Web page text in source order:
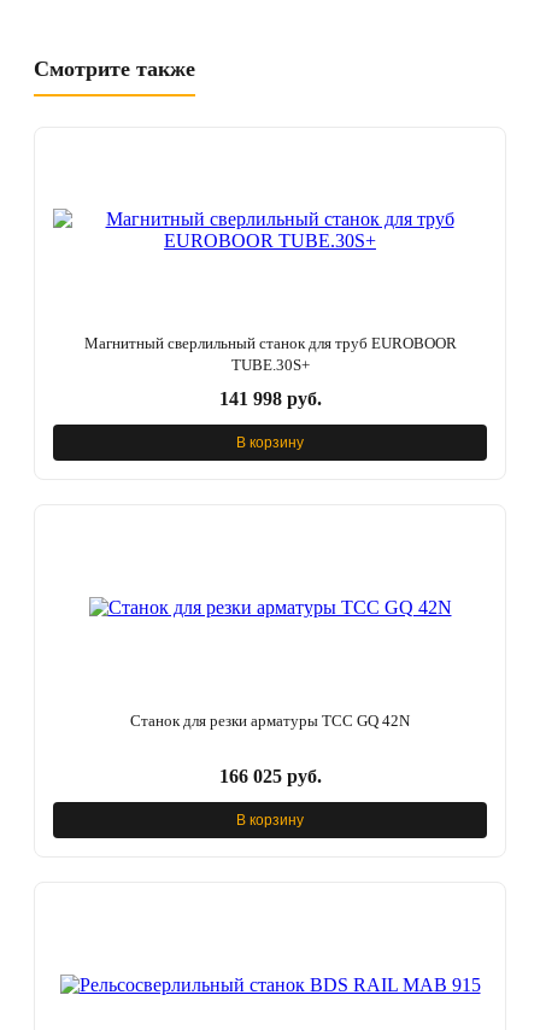
Смотрите также
Магнитный сверлильный станок для труб EUROBOOR
TUBE.30S+
141 998 руб.
В корзину
Станок для резки арматуры ТСС GQ 42N
166 025 руб.
В корзину